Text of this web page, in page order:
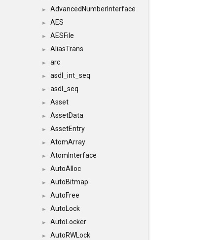
► AdvancedNumberInterface
► AES
► AESFile
► AliasTrans
► arc
► asdl_int_seq
► asdl_seq
► Asset
► AssetData
► AssetEntry
► AtomArray
► AtomInterface
► AutoAlloc
► AutoBitmap
► AutoFree
► AutoLock
► AutoLocker
► AutoRWLock